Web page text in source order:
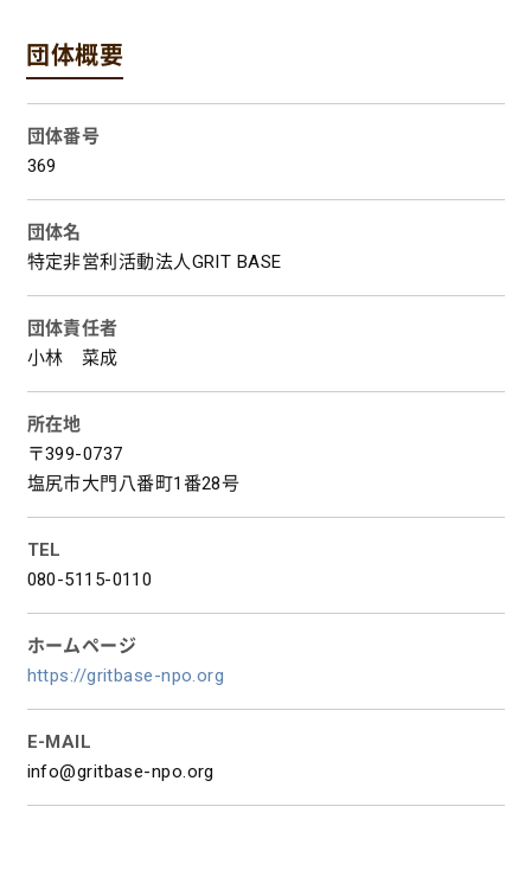
団体概要
団体番号
369
団体名
特定非営利活動法人GRIT BASE
団体責任者
小林 菜成
所在地
〒399-0737
塩尻市大門八番町1番28号
TEL
080-5115-0110
ホームページ
https://gritbase-npo.org
E-MAIL
info@gritbase-npo.org